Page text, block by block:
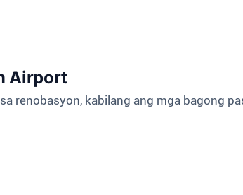
Airport
renobasyon, kabilang ang mga bagong